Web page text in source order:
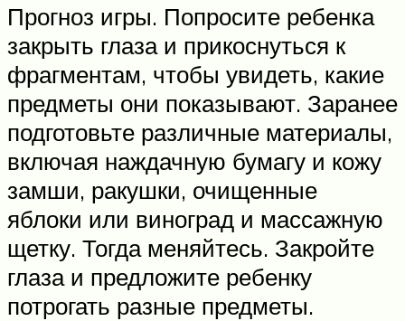
Прогноз игры. Попросите ребенка
закрыть глаза и прикоснуться к
фрагментам, чтобы увидеть, какие
предметы они показывают. Заранее
подготовьте различные материалы,
включая наждачную бумагу и кожу
замши, ракушки, очищенные
яблоки или виноград и массажную
щетку. Тогда меняйтесь. Закройте
глаза и предложите ребенку
потрогать разные предметы.